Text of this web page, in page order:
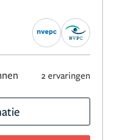
2 ervaringen